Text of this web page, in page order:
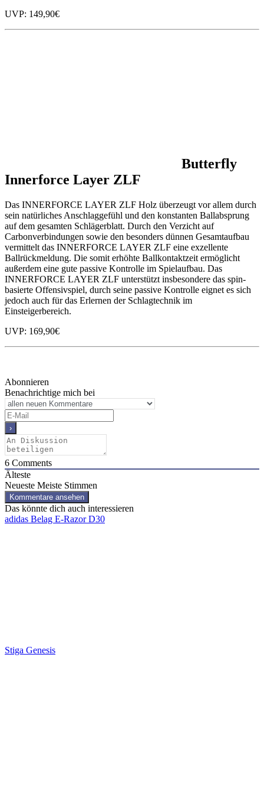
UVP: 149,90€
Butterfly
Innerforce Layer ZLF
Das INNERFORCE LAYER ZLF Holz überzeugt vor allem durch
sein natürliches Anschlaggefühl und den konstanten Ballabsprung
auf dem gesamten Schlägerblatt. Durch den Verzicht auf
Carbonverbindungen sowie den besonders dünnen Gesamtaufbau
vermittelt das INNERFORCE LAYER ZLF eine exzellente
Ballrückmeldung. Die somit erhöhte Ballkontaktzeit ermöglicht
außerdem eine gute passive Kontrolle im Spielaufbau. Das
INNERFORCE LAYER ZLF unterstützt insbesondere das spin-
basierte Offensivspiel, durch seine passive Kontrolle eignet es sich
jedoch auch für das Erlernen der Schlagtechnik im
Einsteigerbereich.
UVP: 169,90€
Abonnieren
Benachrichtige mich bei
6 Comments
Älteste
Neueste Meiste Stimmen
Kommentare ansehen
Das könnte dich auch interessieren
adidas Belag E-Razor D30
Stiga Genesis